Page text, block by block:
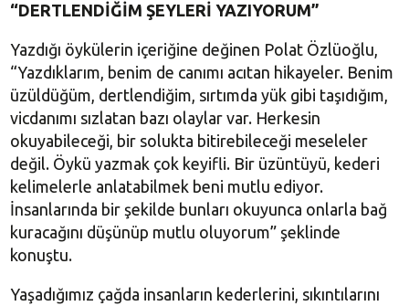
“DERTLENDİĞİM ŞEYLERİ YAZIYORUM”
Yazdığı öykülerin içeriğine değinen Polat Özlüoğlu,
“Yazdıklarım, benim de canımı acıtan hikayeler. Benim
üzüldüğüm, dertlendiğim, sırtımda yük gibi taşıdığım,
vicdanımı sızlatan bazı olaylar var. Herkesin
okuyabileceği, bir solukta bitirebileceği meseleler
değil. Öykü yazmak çok keyifli. Bir üzüntüyü, kederi
kelimelerle anlatabilmek beni mutlu ediyor.
İnsanlarında bir şekilde bunları okuyunca onlarla bağ
kuracağını düşünüp mutlu oluyorum” şeklinde
konuştu.
Yaşadığımız çağda insanların kederlerini, sıkıntılarını